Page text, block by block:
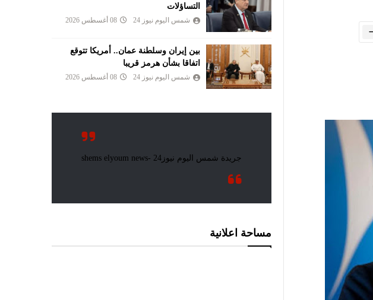
التساؤلات
شمس اليوم نيوز 24 08 أغسطس 2026
بين إيران وسلطنة عمان.. أمريكا تتوقع
اتفاقا بشأن هرمز قريبا
شمس اليوم نيوز 24 08 أغسطس 2026
مساحة اعلانية